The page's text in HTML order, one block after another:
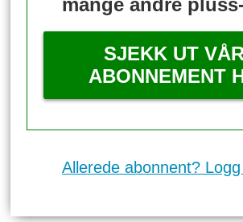
SJEKK UT
ABONNEMENT
Allerede abonnent?